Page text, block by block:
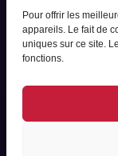
Pour offrir les
appareils. Le fait de
uniques sur ce site.
fonctions.